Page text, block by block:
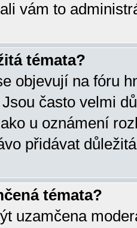
vám to
témata?
objevují na fóru
často velmi
u oznámení
přidávat
témata?
uzamčena